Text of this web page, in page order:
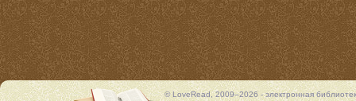
© LoveRead, 2009–2026 - электронная